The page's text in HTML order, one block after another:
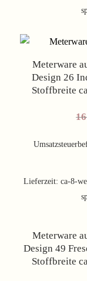
Meterware
Design 26
Stoffbreite
Lieferzeit:ca-8-
Meterware
Design 49
Stoffbreite